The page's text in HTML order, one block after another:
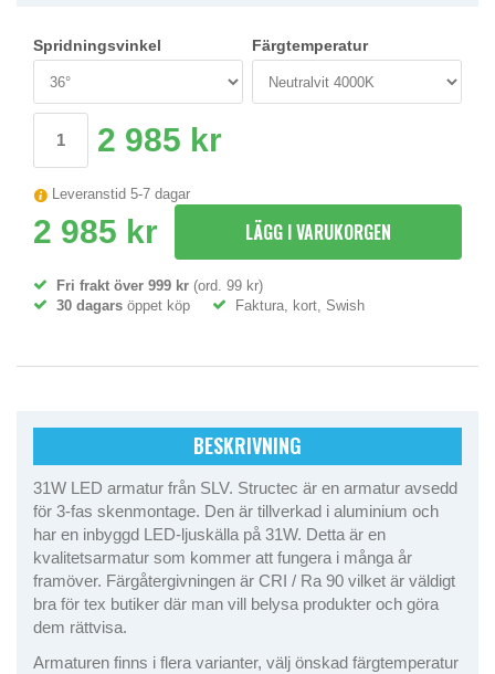
Spridningsvinkel Färgtemperatur
2 985 kr
Leveranstid 5-7 dagar
2 985 kr LÄGG I VARUKORGEN
Fri frakt över 999 kr (ord. 99 kr)
30 dagars öppet köp Faktura, kort, Swish
BESKRIVNING
31W LED armatur från SLV. Structec är en armatur avsedd
för 3-fas skenmontage. Den är tillverkad i aluminium och
har en inbyggd LED-ljuskälla på 31W. Detta är en
kvalitetsarmatur som kommer att fungera i många år
framöver. Färgåtergivningen är CRI / Ra 90 vilket är väldigt
bra för tex butiker där man vill belysa produkter och göra
dem rättvisa.
Armaturen finns i flera varianter, välj önskad färgtemperatur